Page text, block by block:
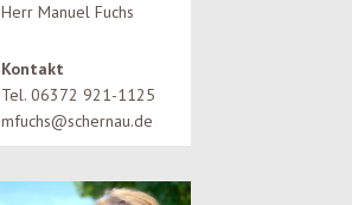
Herr Manuel Fuchs
Kontakt
Tel. 06372 921-1125
mfuchs@schernau.de